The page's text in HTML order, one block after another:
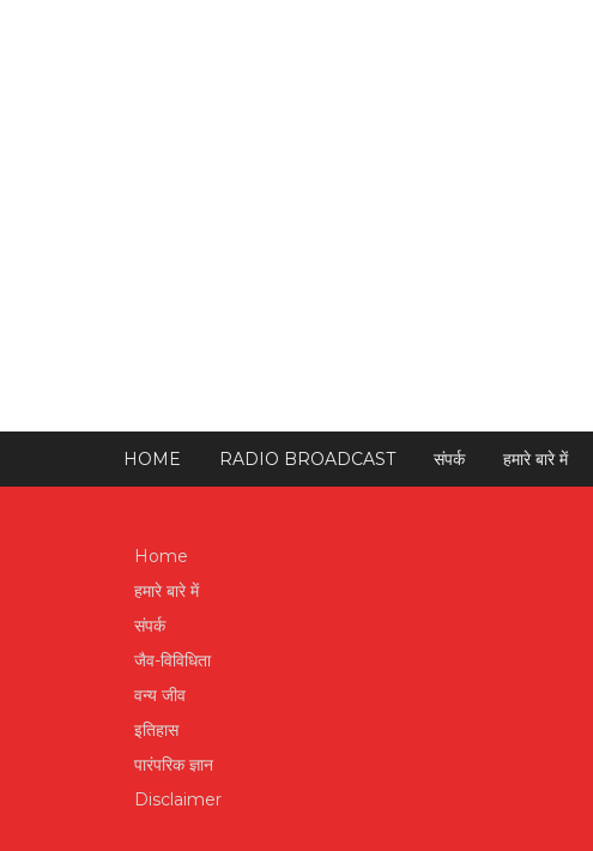
HOME RADIO BROADCAST संपर्क हमारे बारे में
Home
हमारे बारे में
संपर्क
जैव-विविधिता
वन्य जीव
इतिहास
पारंपरिक ज्ञान
Disclaimer